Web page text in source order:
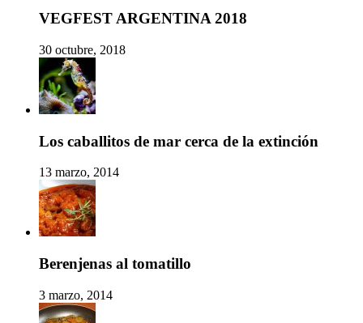
VEGFEST ARGENTINA 2018
30 octubre, 2018
Los caballitos de mar cerca de la extinción
13 marzo, 2014
Berenjenas al tomatillo
3 marzo, 2014